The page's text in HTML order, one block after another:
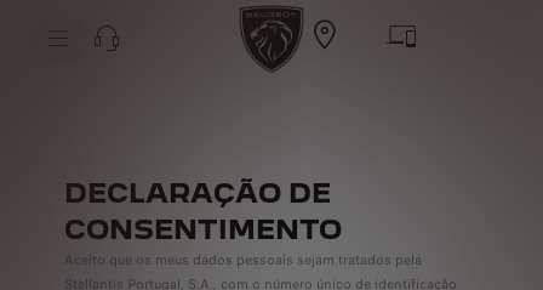
DECLARAÇÃO DE
CONSENTIMENTO
Aceito que os meus dados pessoais sejam tratados pela
Stellantis Portugal, S.A., com o número único de identificação